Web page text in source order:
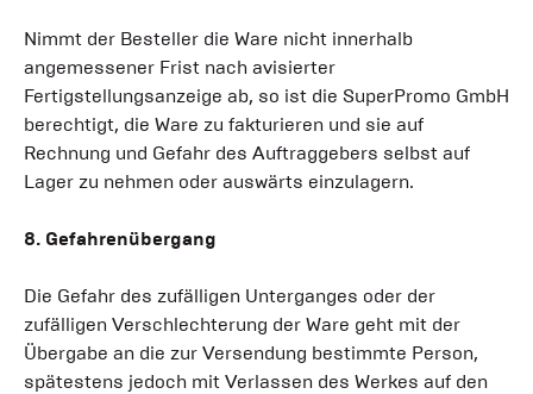
Nimmt der Besteller die Ware nicht innerhalb
angemessener Frist nach avisierter
Fertigstellungsanzeige ab, so ist die SuperPromo GmbH
berechtigt, die Ware zu fakturieren und sie auf
Rechnung und Gefahr des Auftraggebers selbst auf
Lager zu nehmen oder auswärts einzulagern.
8. Gefahrenübergang
Die Gefahr des zufälligen Unterganges oder der
zufälligen Verschlechterung der Ware geht mit der
Übergabe an die zur Versendung bestimmte Person,
spätestens jedoch mit Verlassen des Werkes auf den